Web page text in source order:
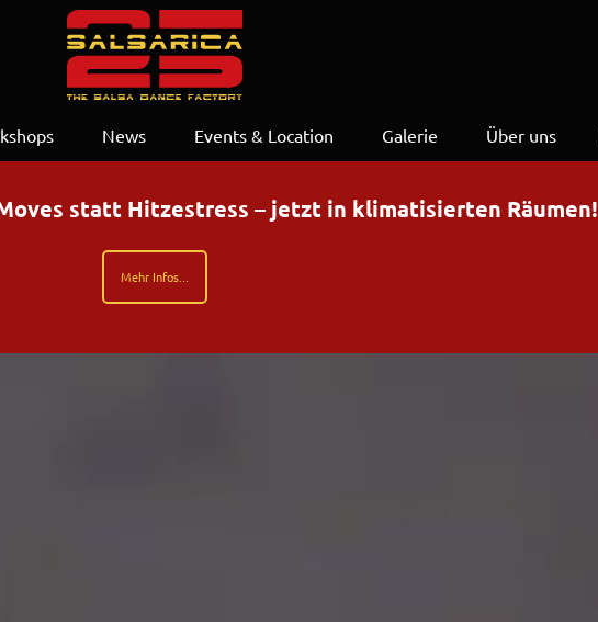
News Events & Location Galerie Über uns
Moves statt Hitzestress – jetzt in klimatisierten Räumen!
Mehr Infos...